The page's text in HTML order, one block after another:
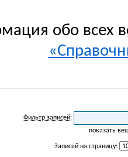
обо всех
Фильтр записей:
показать
Записей на страницу: